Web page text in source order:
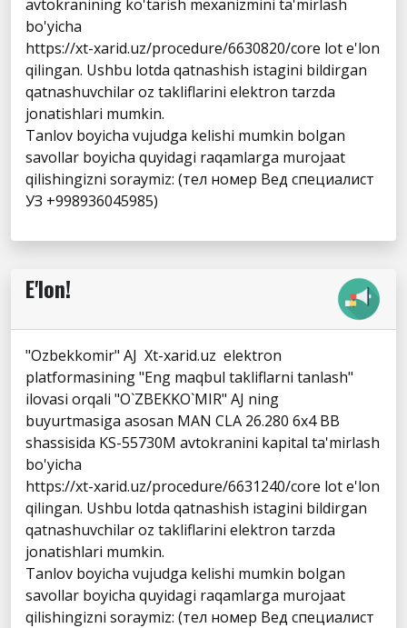
avtokranining ko'tarish mexanizmini ta'mirlash
bo'yicha
https://xt-xarid.uz/procedure/6630820/core lot e'lon
qilingan. Ushbu lotda qatnashish istagini bildirgan
qatnashuvchilar oz takliflarini elektron tarzda
jonatishlari mumkin.
Tanlov boyicha vujudga kelishi mumkin bolgan
savollar boyicha quyidagi raqamlarga murojaat
qilishingizni soraymiz: (тел номер Вед специалист
УЗ +998936045985)
E'lon!
"Ozbekkomir" AJ Xt-xarid.uz elektron
platformasining "Eng maqbul takliflarni tanlash"
ilovasi orqali "O`ZBEKKO`MIR" AJ ning
buyurtmasiga asosan MAN CLA 26.280 6x4 BB
shassisida KS-55730M avtokranini kapital ta'mirlash
bo'yicha
https://xt-xarid.uz/procedure/6631240/core lot e'lon
qilingan. Ushbu lotda qatnashish istagini bildirgan
qatnashuvchilar oz takliflarini elektron tarzda
jonatishlari mumkin.
Tanlov boyicha vujudga kelishi mumkin bolgan
savollar boyicha quyidagi raqamlarga murojaat
qilishingizni soraymiz: (тел номер Вед специалист